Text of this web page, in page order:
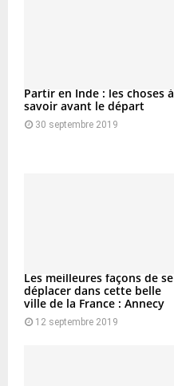
Partir en Inde : les choses à
savoir avant le départ
30 septembre 2019
Les meilleures façons de se
déplacer dans cette belle
ville de la France : Annecy
12 septembre 2019